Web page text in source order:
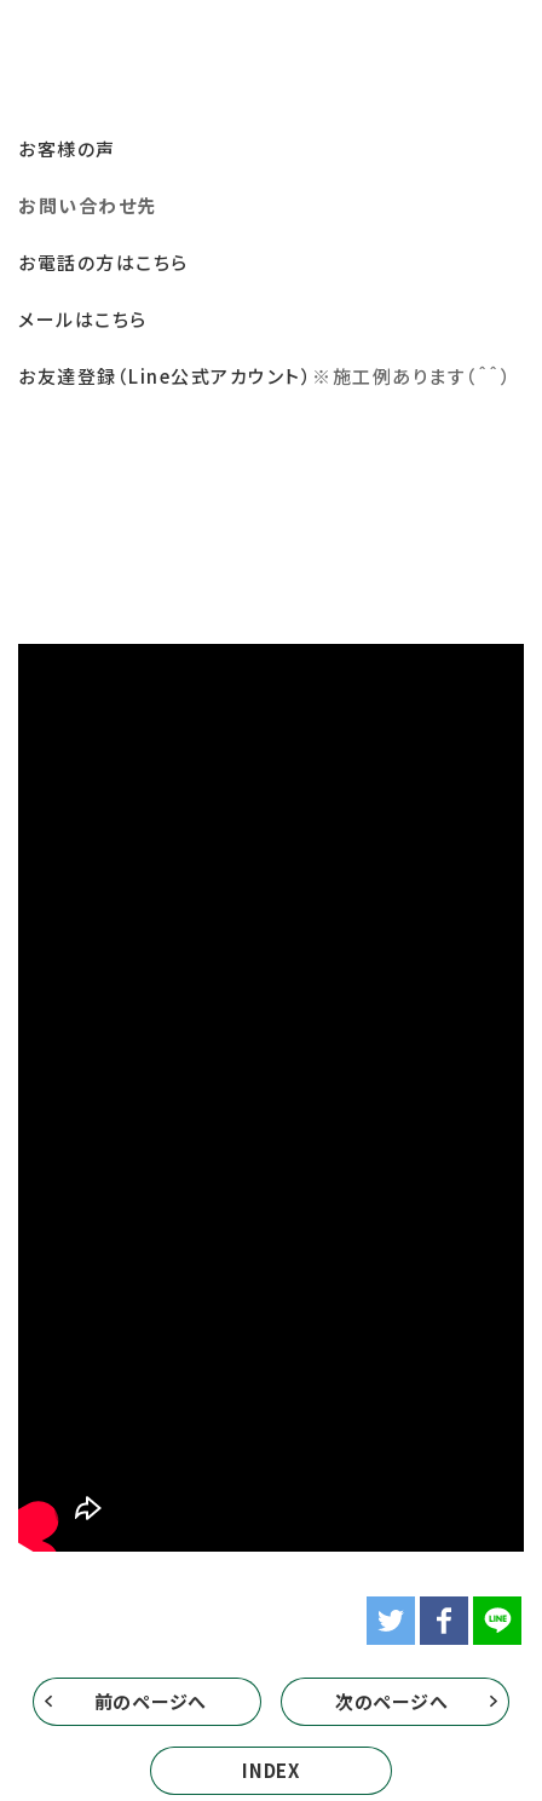
お客様の声
お問い合わせ先
お電話の方はこちら
メールはこちら
お友達登録（Line公式アカウント） ※施工例あります（＾＾）
前のページへ
INDEX
次のページへ